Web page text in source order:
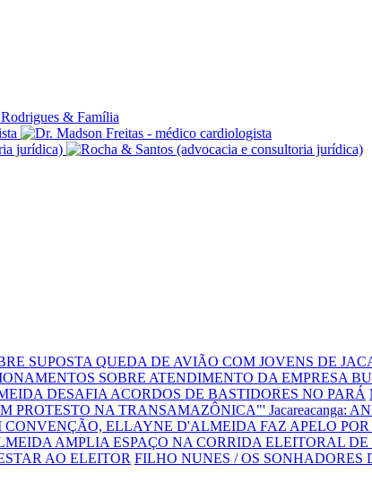
SUPOSTA QUEDA DE AVIÃO COM JOVENS DE
SOBRE ATENDIMENTO DA EMPRESA
DESAFIA ACORDOS DE BASTIDORES NO PARÁ
PROTESTO NA TRANSAMAZÔNICA"' Jacareacanga:
CONVENÇÃO, ELLAYNE D'ALMEIDA FAZ APELO
AMPLIA ESPAÇO NA CORRIDA ELEITORAL DE
AO ELEITOR FILHO NUNES / OS